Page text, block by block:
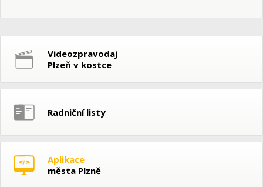
Videozpravodaj
Plzeň v kostce
Radniční listy
Aplikace
města Plzně